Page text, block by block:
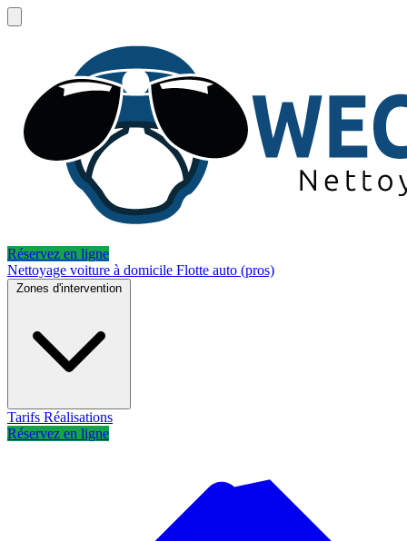
Réservez en ligne
Nettoyage voiture à domicile Flotte auto (pros)
Zones d'intervention
Tarifs Réalisations
Réservez en ligne